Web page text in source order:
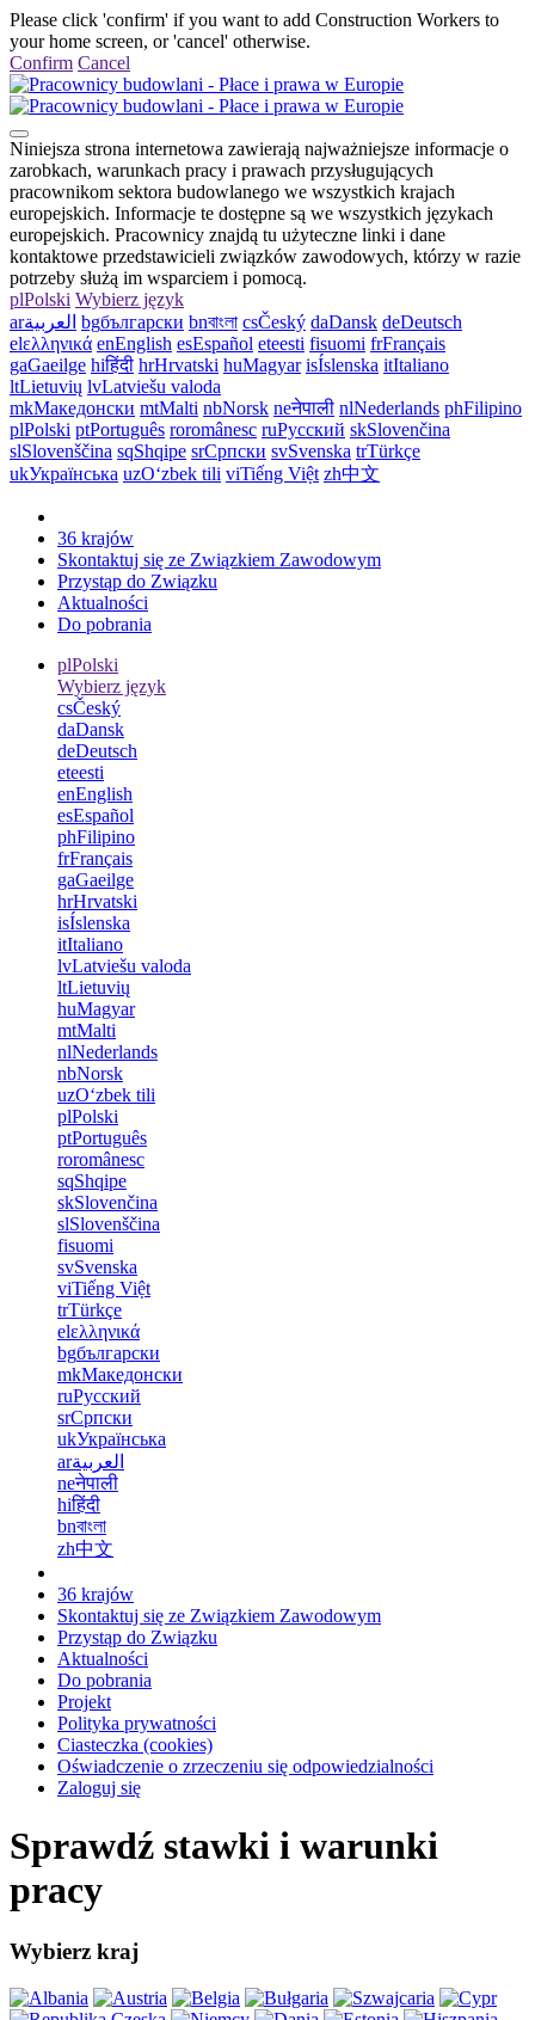
Please click 'confirm' if you want to add Construction Workers to
your home screen, or 'cancel' otherwise.
Confirm Cancel
Niniejsza strona internetowa zawierają najważniejsze informacje o
zarobkach, warunkach pracy i prawach przysługujących
pracownikom sektora budowlanego we wszystkich krajach
europejskich. Informacje te dostępne są we wszystkich językach
europejskich. Pracownicy znajdą tu użyteczne linki i dane
kontaktowe przedstawicieli związków zawodowych, którzy w razie
potrzeby służą im wsparciem i pomocą.
plPolski Wybierz język
arالعربية bgбългарски bnবাংলা csČeský daDansk deDeutsch
elελληνικά enEnglish esEspañol eteesti fisuomi frFrançais
gaGaeilge hiहिंदी hrHrvatski huMagyar isÍslenska itItaliano
ltLietuvių lvLatviešu valoda
mkМакедонски mtMalti nbNorsk neनेपाली nlNederlands phFilipino
plPolski ptPortuguês roromânesc ruРусский skSlovenčina
slSlovenščina sqShqipe srСрпски svSvenska trTürkçe
ukУкраїнська uzOʻzbek tili viTiếng Việt zh中文
36 krajów
Skontaktuj się ze Związkiem Zawodowym
Przystąp do Związku
Aktualności
Do pobrania
plPolski
Wybierz język
csČeský
daDansk
deDeutsch
eteesti
enEnglish
esEspañol
phFilipino
frFrançais
gaGaeilge
hrHrvatski
isÍslenska
itItaliano
lvLatviešu valoda
ltLietuvių
huMagyar
mtMalti
nlNederlands
nbNorsk
uzOʻzbek tili
plPolski
ptPortuguês
roromânesc
sqShqipe
skSlovenčina
slSlovenščina
fisuomi
svSvenska
viTiếng Việt
trTürkçe
elελληνικά
bgбългарски
mkМакедонски
ruРусский
srСрпски
ukУкраїнська
arالعربية
neनेपाली
hiहिंदी
bnবাংলা
zh中文
36 krajów
Skontaktuj się ze Związkiem Zawodowym
Przystąp do Związku
Aktualności
Do pobrania
Projekt
Polityka prywatności
Ciasteczka (cookies)
Oświadczenie o zrzeczeniu się odpowiedzialności
Zaloguj się
Sprawdź stawki i warunki
pracy
Wybierz kraj